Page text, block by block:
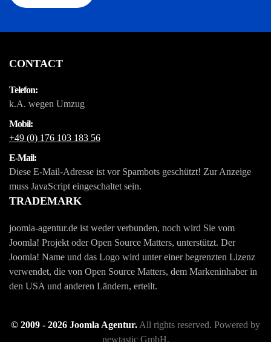
CONTACT
Telefon:
k.A. wegen Umzug
Mobil:
+49 (0) 176 103 183 56
E-Mail:
Diese E-Mail-Adresse ist vor Spambots geschützt! Zur Anzeige
muss JavaScript eingeschaltet sein.
TRADEMARK
joomla-agentur.de ist weder verbunden, noch wird Sie vom
Joomla! Projekt oder Open Source Matters, unterstützt. Der
Joomla! Name und das Logo wird unter einer begrenzten Lizenz
verwendet, die von Open Source Matters, dem Markeninhaber in
den USA und anderen Ländern, erteilt.
© 2009 - 2026 Joomla Agentur. All rights reserved. Powered by
newtastic GmbH.